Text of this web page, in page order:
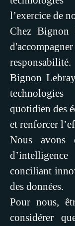
l’exercice de
Chez Bignon
responsabilité.
Bignon
quotidien des
et renforcer
Nous avons
conciliant
des données.
Pour nous,
considérer